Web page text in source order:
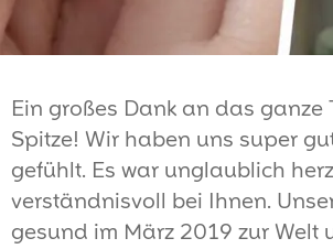
Ein großes Dank an das ganze
Spitze! Wir haben uns super
gefühlt. Es war unglaublich
verständnisvoll bei Ihnen.
gesund im März 2019 zur Welt